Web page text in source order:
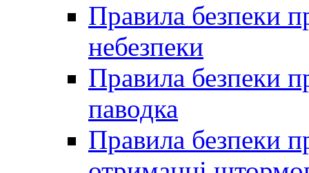
Правила безпеки
небезпеки
Правила безпеки
паводка
Правила безпеки